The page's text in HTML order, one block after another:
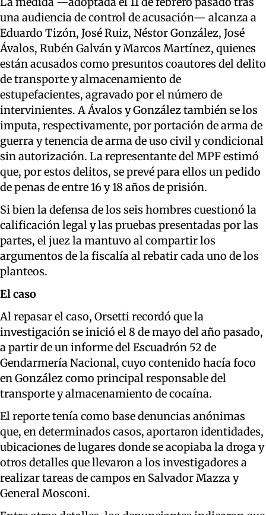
una audiencia de control de acusación— alcanza a
Eduardo Tizón, José Ruiz, Néstor González, José
Ávalos, Rubén Galván y Marcos Martínez, quienes
están acusados como presuntos coautores del delito
de transporte y almacenamiento de
estupefacientes, agravado por el número de
intervinientes. A Ávalos y González también se los
imputa, respectivamente, por portación de arma de
guerra y tenencia de arma de uso civil y condicional
sin autorización. La representante del MPF estimó
que, por estos delitos, se prevé para ellos un pedido
de penas de entre 16 y 18 años de prisión.
Si bien la defensa de los seis hombres cuestionó la
calificación legal y las pruebas presentadas por las
partes, el juez la mantuvo al compartir los
argumentos de la fiscalía al rebatir cada uno de los
planteos.
El caso
Al repasar el caso, Orsetti recordó que la
investigación se inició el 8 de mayo del año pasado,
a partir de un informe del Escuadrón 52 de
Gendarmería Nacional, cuyo contenido hacía foco
en González como principal responsable del
transporte y almacenamiento de cocaína.
El reporte tenía como base denuncias anónimas
que, en determinados casos, aportaron identidades,
ubicaciones de lugares donde se acopiaba la droga y
otros detalles que llevaron a los investigadores a
realizar tareas de campos en Salvador Mazza y
General Mosconi.